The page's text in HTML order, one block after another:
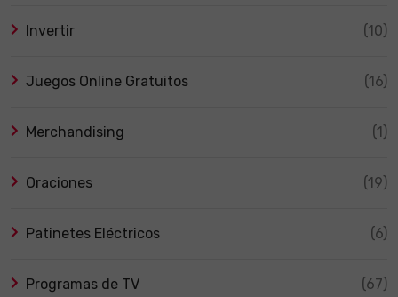
Invertir (10)
Juegos Online Gratuitos (16)
Merchandising (1)
Oraciones (19)
Patinetes Eléctricos (6)
Programas de TV (67)